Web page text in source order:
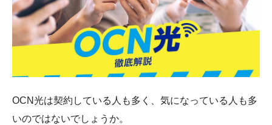
Wi-Fi（WiMAX）レンタル
お問い合わせ
OCN光は契約している人も多く、気になっている人も多
いのではないでしょうか。